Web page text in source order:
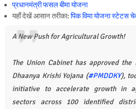
प्रधानमंत्री फसल बीमा योजना
यहाँ देखें आसान तरीका: पिक विमा योजना स्टेटस
A New Push for Agricultural Growth!
The Union Cabinet has approved
Dhaanya Krishi Yojana (#PMDDKY),
initiative to accelerate growth in
sectors across 100 identified